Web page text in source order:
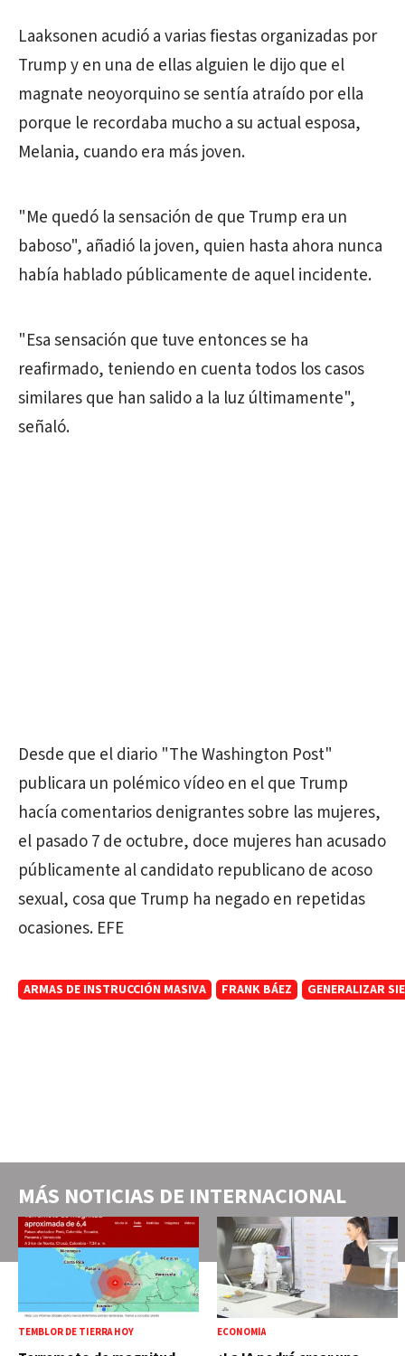
Laaksonen acudió a varias fiestas organizadas por
Trump y en una de ellas alguien le dijo que el
magnate neoyorquino se sentía atraído por ella
porque le recordaba mucho a su actual esposa,
Melania, cuando era más joven.
"Me quedó la sensación de que Trump era un
baboso", añadió la joven, quien hasta ahora nunca
había hablado públicamente de aquel incidente.
"Esa sensación que tuve entonces se ha
reafirmado, teniendo en cuenta todos los casos
similares que han salido a la luz últimamente",
señaló.
Desde que el diario "The Washington Post"
publicara un polémico vídeo en el que Trump
hacía comentarios denigrantes sobre las mujeres,
el pasado 7 de octubre, doce mujeres han acusado
públicamente al candidato republicano de acoso
sexual, cosa que Trump ha negado en repetidas
ocasiones. EFE
ARMAS DE INSTRUCCIÓN MASIVA FRANK BÁEZ GENERALIZAR
MÁS NOTICIAS DE INTERNACIONAL
TEMBLOR DE TIERRA HOY ECONOMÍA